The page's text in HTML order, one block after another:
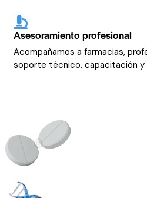
Asesoramiento profesional
Acompañamos a farmacias,
soporte técnico, capacitación y